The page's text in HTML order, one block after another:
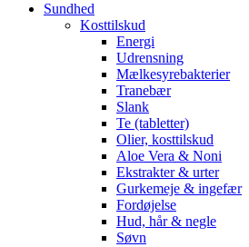
Sundhed
Kosttilskud
Energi
Udrensning
Mælkesyrebakterier
Tranebær
Slank
Te (tabletter)
Olier, kosttilskud
Aloe Vera & Noni
Ekstrakter & urter
Gurkemeje & ingefær
Fordøjelse
Hud, hår & negle
Søvn